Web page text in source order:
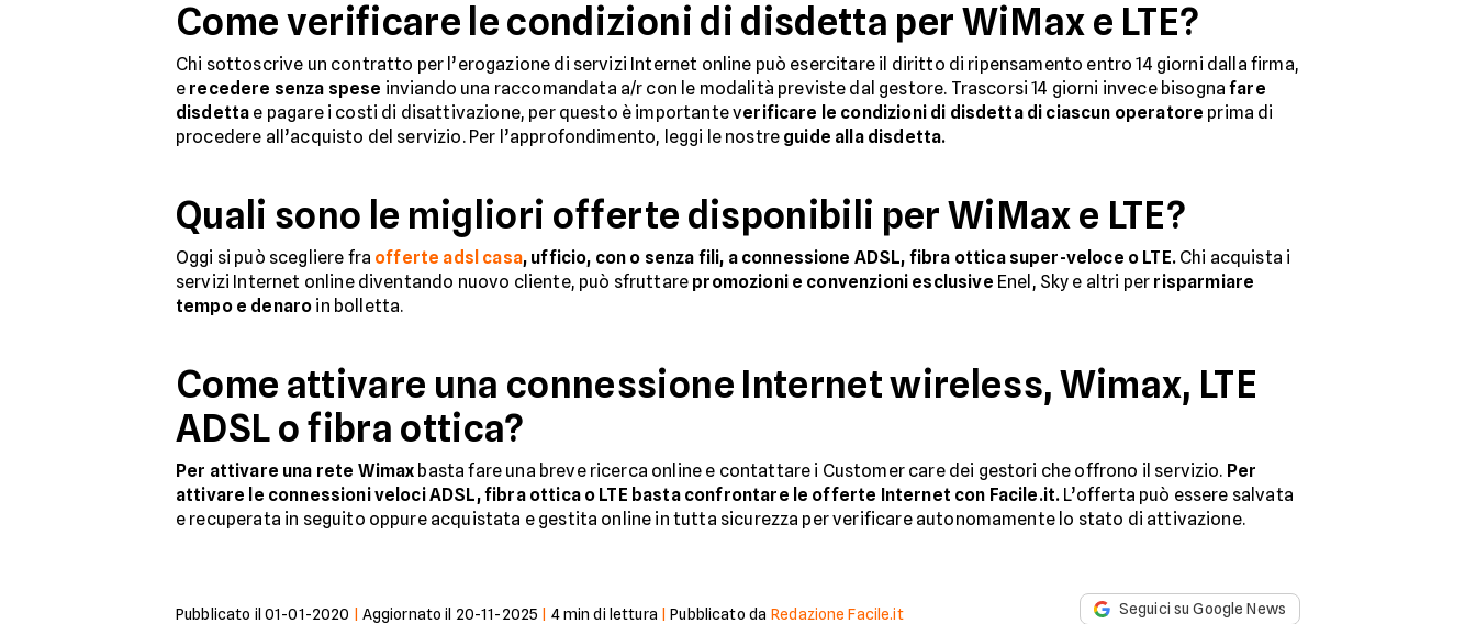
Come verificare le condizioni di disdetta per WiMax e LTE?
Chi sottoscrive un contratto per l’erogazione di servizi Internet online può esercitare il diritto di ripensamento entro 14 giorni dalla firma,
e recedere senza spese inviando una raccomandata a/r con le modalità previste dal gestore. Trascorsi 14 giorni invece bisognafare
disdetta e pagare i costi di disattivazione, per questo è importante verificare le condizioni di disdetta di ciascun operatore prima di
procedere all’acquisto del servizio. Per l’approfondimento, leggi le nostre guide alla disdetta.
Quali sono le migliori offerte disponibili per WiMax e LTE?
Oggi si può scegliere fra offerte adsl casa, ufficio, con o senza fili, a connessione ADSL, fibra ottica super-veloce o LTE.Chi acquista i
servizi Internet online diventando nuovo cliente, può sfruttare promozioni e convenzioni esclusive Enel, Sky e altri per risparmiare
tempo e denaro in bolletta.
Come attivare una connessione Internet wireless, Wimax, LTE
ADSL o fibra ottica?
Per attivare una rete Wimax basta fare una breve ricerca online e contattare i Customer care dei gestori che offrono il servizio. Per
attivare le connessioni veloci ADSL, fibra ottica o LTE basta confrontare le offerte Internet con Facile.it. L’offerta può essere salvata
e recuperata in seguito oppure acquistata e gestita online in tutta sicurezza per verificare autonomamente lo stato di attivazione.
Pubblicato il 01-01-2020 Aggiornato il 20-11-2025 4min di lettura |Pubblicato da Redazione Facile.it Seguici su Google News